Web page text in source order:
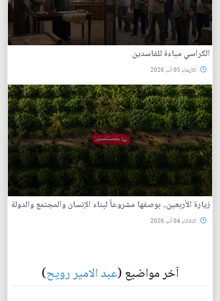
الكراسي مباءة للفاسدين
الأربعاء 05 آب 2026
زيارة الأربعين.. بوصفها مشروعاً لبناء الإنسان والمجتمع والدولة
الثلاثاء 04 آب 2026
آخر مواضيع (عبد الامير رويح)